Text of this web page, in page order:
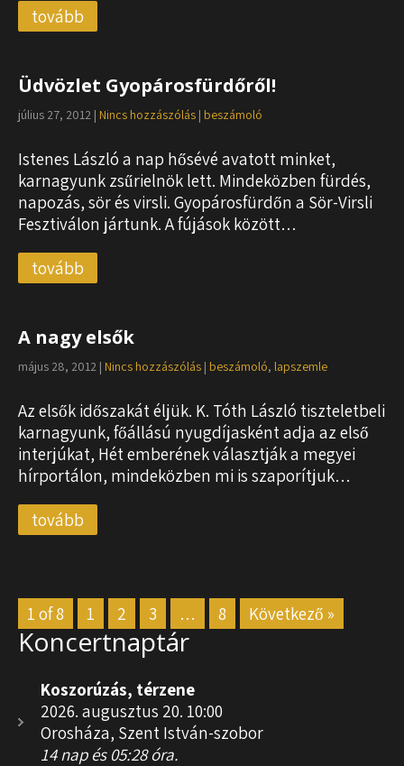
tovább
Üdvözlet Gyopárosfürdőről!
július 27, 2012 | Nincs hozzászólás | beszámoló
Istenes László a nap hősévé avatott minket,
karnagyunk zsűrielnök lett. Mindeközben fürdés,
napozás, sör és virsli. Gyopárosfürdőn a Sör-Virsli
Fesztiválon jártunk. A fújások között…
tovább
A nagy elsők
május 28, 2012 | Nincs hozzászólás | beszámoló, lapszemle
Az elsők időszakát éljük. K. Tóth László tiszteletbeli
karnagyunk, főállású nyugdíjasként adja az első
interjúkat, Hét emberének választják a megyei
hírportálon, mindeközben mi is szaporítjuk…
tovább
1 of 8 1 2 3 … 8 Következő »
Koncertnaptár
Koszorúzás, térzene
2026. augusztus 20. 10:00
Orosháza, Szent István-szobor
14 nap és 05:28 óra.